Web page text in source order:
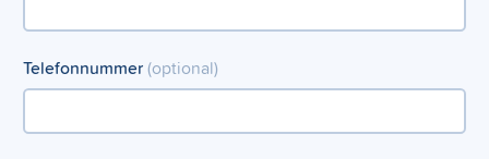
Telefonnummer (optional)